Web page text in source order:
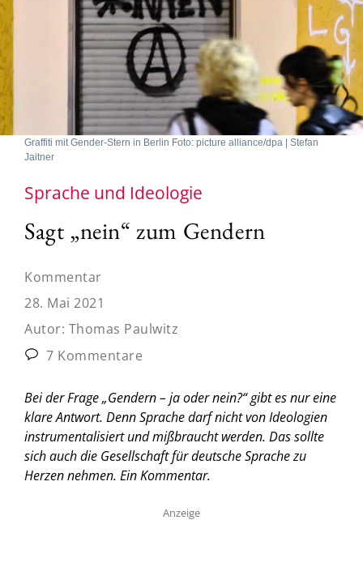
Graffiti mit Gender-Stern in Berlin Foto: picture alliance/dpa | Stefan
Jaitner
Sprache und Ideologie
Sagt „nein“ zum Gendern
Kommentar
28. Mai 2021
Autor: Thomas Paulwitz
7 Kommentare
Bei der Frage „Gendern – ja oder nein?“ gibt es nur eine
klare Antwort. Denn Sprache darf nicht von Ideologien
instrumentalisiert und mißbraucht werden. Das sollte
sich auch die Gesellschaft für deutsche Sprache zu
Herzen nehmen. Ein Kommentar.
Anzeige